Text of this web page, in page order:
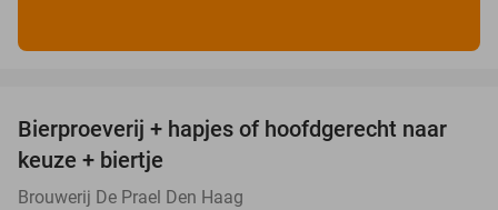
40%
Bierproeverij + hapjes of hoofdgerecht naar
keuze + biertje
Brouwerij De Prael Den Haag